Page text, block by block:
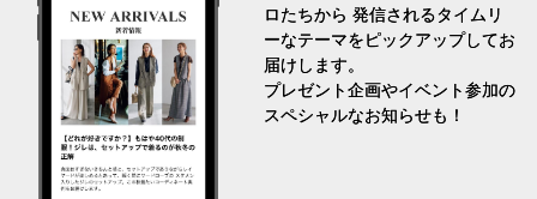
ロたちから 発信されるタイムリ
ーなテーマをピックアップしてお
届けします。
プレゼント企画やイベント参加の
スペシャルなお知らせも！